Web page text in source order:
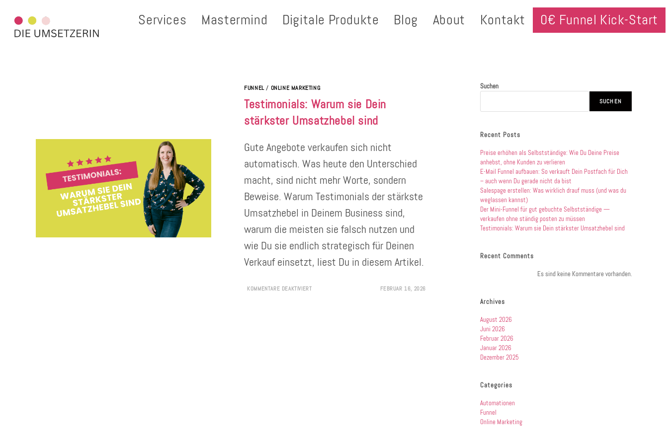
Services Mastermind Digitale Produkte Blog About Kontakt 0€ Funnel Kick-Start
FUNNEL/ ONLINE MARKETING
Testimonials: Warum sie Dein
stärkster Umsatzhebel sind
Gute Angebote verkaufen sich nicht
automatisch. Was heute den Unterschied
macht, sind nicht mehr Worte, sondern
Beweise. Warum Testimonials der stärkste
Umsatzhebel in Deinem Business sind,
warum die meisten sie falsch nutzen und
wie Du sie endlich strategisch für Deinen
Verkauf einsetzt, liest Du in diesem Artikel.
KOMMENTARE DEAKTIVIERT FEBRUAR 16, 2026
Suchen
SUCHEN
Recent Posts
Preise erhöhen als Selbstständige: Wie Du Deine Preise
anhebst, ohne Kunden zu verlieren
E-Mail Funnel aufbauen: So verkauft Dein Postfach für Dich
– auch wenn Du gerade nicht da bist
Salespage erstellen: Was wirklich drauf muss (und was du
weglassen kannst)
Der Mini-Funnel für gut gebuchte Selbstständige —
verkaufen ohne ständig posten zu müssen
Testimonials: Warum sie Dein stärkster Umsatzhebel sind
Recent Comments
Es sind keine Kommentare vorhanden.
Archives
August 2026
Juni 2026
Februar 2026
Januar 2026
Dezember 2025
Categories
Automationen
Funnel
Online Marketing